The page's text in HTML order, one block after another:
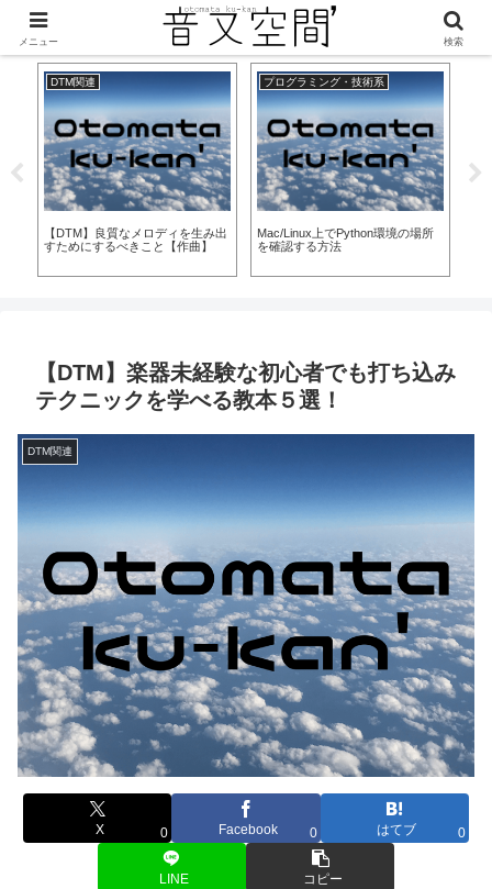
美味しくなって新登場！
DTM関連
【DTM】良質なメロディを生み出
すためにするべきこと【作曲】
プログラミング・技術系
Mac/Linux上でPython環境の場所
を確認する方法
【DTM】楽器未経験な初心者でも打ち込み
テクニックを学べる教本５選！
DTM関連
X 0 Facebook 0 はてブ 0
LINE コピー
メニュー 検索